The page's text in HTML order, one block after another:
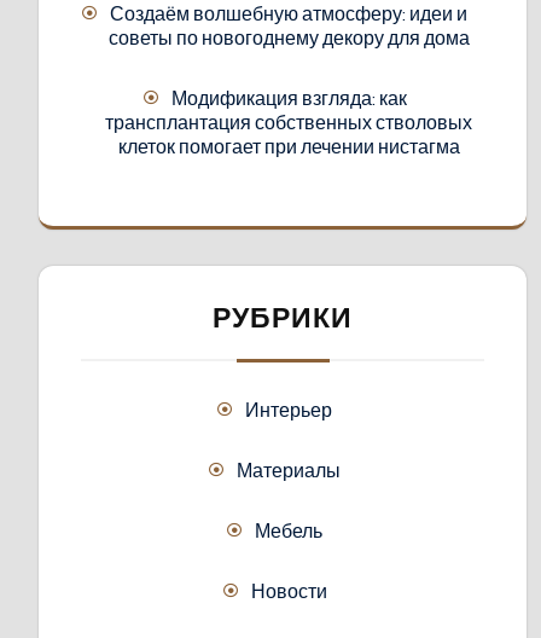
Создаём волшебную атмосферу: идеи и
советы по новогоднему декору для дома
Модификация взгляда: как
трансплантация собственных стволовых
клеток помогает при лечении нистагма
РУБРИКИ
Интерьер
Материалы
Мебель
Новости